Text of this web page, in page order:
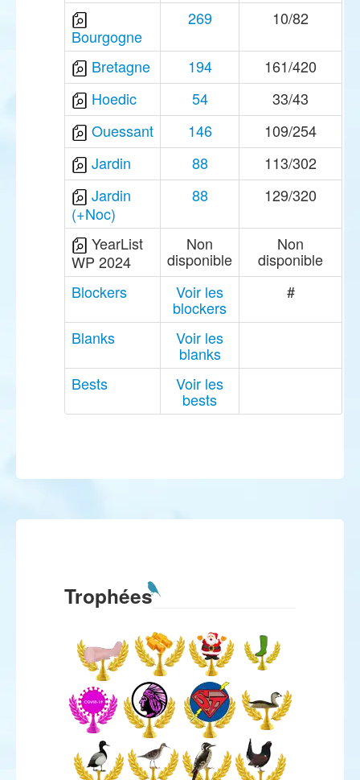
Bourgogne
269 10/82
Bretagne 194
161/420
Hoedic
54
33/43
Ouessant
146
109/254
Jardin
88
113/302
Jardin
(+Noc)
88 129/320
YearList
WP 2024
Non
disponible
Non
disponible
Blockers
Voir les
blockers
#
Blanks Voir les
blanks
Bests
Voir les
bests
Trophées